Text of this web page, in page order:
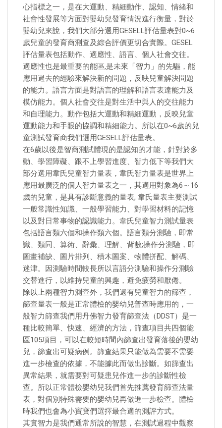
心指標之一，是在大運動、精細動作、認知、情緒和
社會性發展等方面對嬰幼兒發育情況進行衡量，對於
嬰幼兒來說，我們大部分選用GESELL評估量表對0~6
歲兒童的發育商測查及綜合評價更切合實際。GESEL
評估量表包括動作、適應性、語言、個人社會交往。
適應性也是最重要的能區,是未來「智力」的先驅，能
應用過去的經驗來解決新的問題，反映兒童解決問題
的能力。語言方面是對語言的理解和語言表達能力及
模仿能力。個人社會交往是對生活中與人的交往能力
和自理能力。動作包括大運動和精細運動，反映兒童
運動能力和手眼的協調和精細能力。所以在0~6歲的兒
童測試發育商我們選用GESELL評估量表。
在6歲以後是智商測試體現的是認知的才能，針對於多
動、學習障礙、跟不上學習進度、智力低下等我們大
部分選用韋氏兒童智力量表，韋氏智力量表是世界上
應用最廣泛的個人智力量表之一，其適用對象為6～16
歲的兒童，是具有診斷意義的量表, 韋氏量表主要測試
一般常識性知識、一般學習能力、對學習材料的記憶
以及對日常事物的認識能力。韋氏兒童智力測試量表
包括語言類六個和操作類六個。語言類分測驗，即常
識、類同、算術、辭彙、理解、背數;操作分測驗，即
圖畫補缺、圖片排列、積木圖案、物體拼配、解碼、
迷津。因測驗時間較長所以言語分測驗和操作分測驗
交替進行，以維持兒童的興趣，避免疲勞和厭倦。
除以上兩種智力測查外，我們還有兒童智力的篩查，
篩查量表一般是正常體檢的嬰幼兒普查時應用的，一
般智力篩查我們用丹佛智力發育篩查法（DDST）是一
種比較簡單、快速、經濟的方法，篩查項目共四個能
區105項目，可以在較短時間內篩查出發育落後的嬰幼
兒，篩查出可疑病例。篩查結果只能做為需要不需要
進一步檢查的依據，不能據此而做出診斷。如篩查出
異常結果，就需要對可疑患兒作進一步的診斷性檢
查。所以正常體檢嬰幼兒我們首先推薦發育篩查法量
表，對個別特殊需要的嬰幼兒再做進一步檢查。體檢
時我們也會為小寶寶們選擇最合適的測評方式。
其實智力是我們通常所說的智慧，在測試過程中觀察